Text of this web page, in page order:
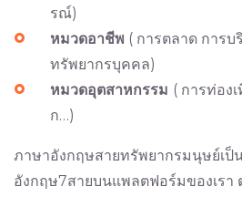
รณ์)
หมวดอาชีพ ( การตลาด การ
ทรัพยากรบุคคล)
หมวดอุตสาหกรรม ( การท่อง
ก…)
ภาษาอังกฤษสายทรัพยากรมนุษย์เป็
อังกฤษ7สายบนแพลตฟอร์มของเรา